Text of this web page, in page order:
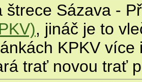
štrece Sázava -
, jináč je to
KPKV
trať novou trať